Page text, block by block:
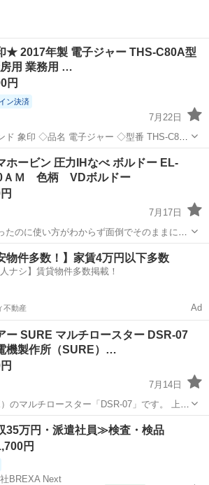
★ 2017年製 電子ジャー THS-C80A型
用 業務用 …
円
ン決済
7月22日
配送も可
能ですので、お気軽にご相談ください。 ◇配送について お買い上げ...
チン家電 C80
ホービン 圧力IHなべ ボルドー EL-
ＡＭ 色柄 VDボルドー
7月17日
チン家電
物件多数！】家賃4万円以下多数
人ナシ】賃貸物件多数掲載！
不動産 Ad
ー SURE マルチロースター DSR-07
機製作所（SURE）…
7月14日
のマルチロースター「DSR-07」です。 上下
、魚の裏返し不要で両面焼きが可能です。
が搭載されています。 通電確認済み
駅 キッチン家電 ヒーター
35万円・派遣社員≫検査・検品
円
BREXA Next